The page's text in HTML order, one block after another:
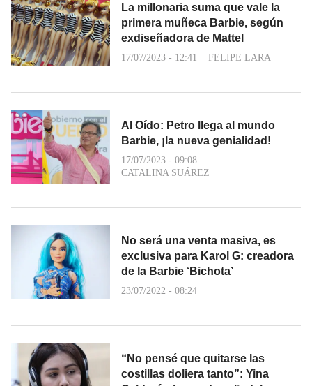
La millonaria suma que vale la
primera muñeca Barbie, según
exdiseñadora de Mattel
17/07/2023 - 12:41 FELIPE LARA
Al Oído: Petro llega al mundo
Barbie, ¡la nueva genialidad!
17/07/2023 - 09:08
CATALINA SUÁREZ
No será una venta masiva, es
exclusiva para Karol G: creadora
de la Barbie ‘Bichota’
23/07/2022 - 08:24
“No pensé que quitarse las
costillas doliera tanto”: Yina